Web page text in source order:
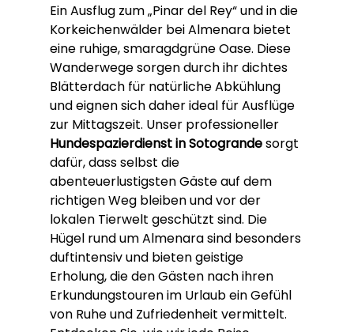
Ein Ausflug zum „Pinar del Rey“ und in die
Korkeichenwälder bei Almenara bietet
eine ruhige, smaragdgrüne Oase. Diese
Wanderwege sorgen durch ihr dichtes
Blätterdach für natürliche Abkühlung
und eignen sich daher ideal für Ausflüge
zur Mittagszeit. Unser professioneller
Hundespazierdienst in Sotogrande sorgt
dafür, dass selbst die
abenteuerlustigsten Gäste auf dem
richtigen Weg bleiben und vor der
lokalen Tierwelt geschützt sind. Die
Hügel rund um Almenara sind besonders
duftintensiv und bieten geistige
Erholung, die den Gästen nach ihren
Erkundungstouren im Urlaub ein Gefühl
von Ruhe und Zufriedenheit vermittelt.